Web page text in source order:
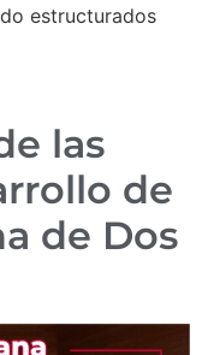
estructurados
las
de
de Dos